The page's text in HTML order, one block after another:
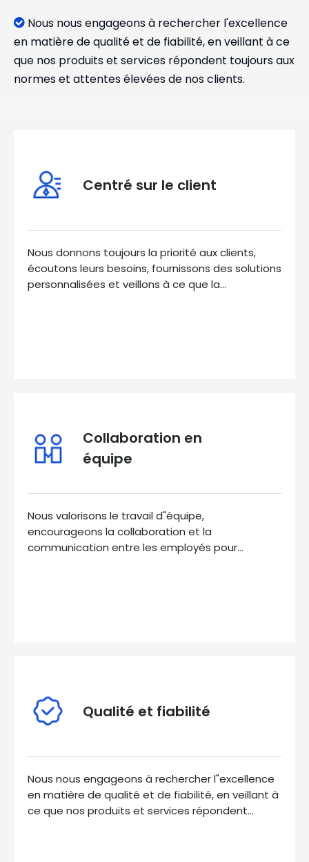
 Nous nous engageons à rechercher l'excellence
en matière de qualité et de fiabilité, en veillant à ce
que nos produits et services répondent toujours aux
normes et attentes élevées de nos clients.
Centré sur le client
Nous donnons toujours la priorité aux clients,
écoutons leurs besoins, fournissons des solutions
personnalisées et veillons à ce que la
Collaboration en
équipe
Nous valorisons le travail d"équipe,
encourageons la collaboration et la
communication entre les employés pour
Qualité et fiabilité
Nous nous engageons à rechercher l"excellence
en matière de qualité et de fiabilité, en veillant à
ce que nos produits et services répondent